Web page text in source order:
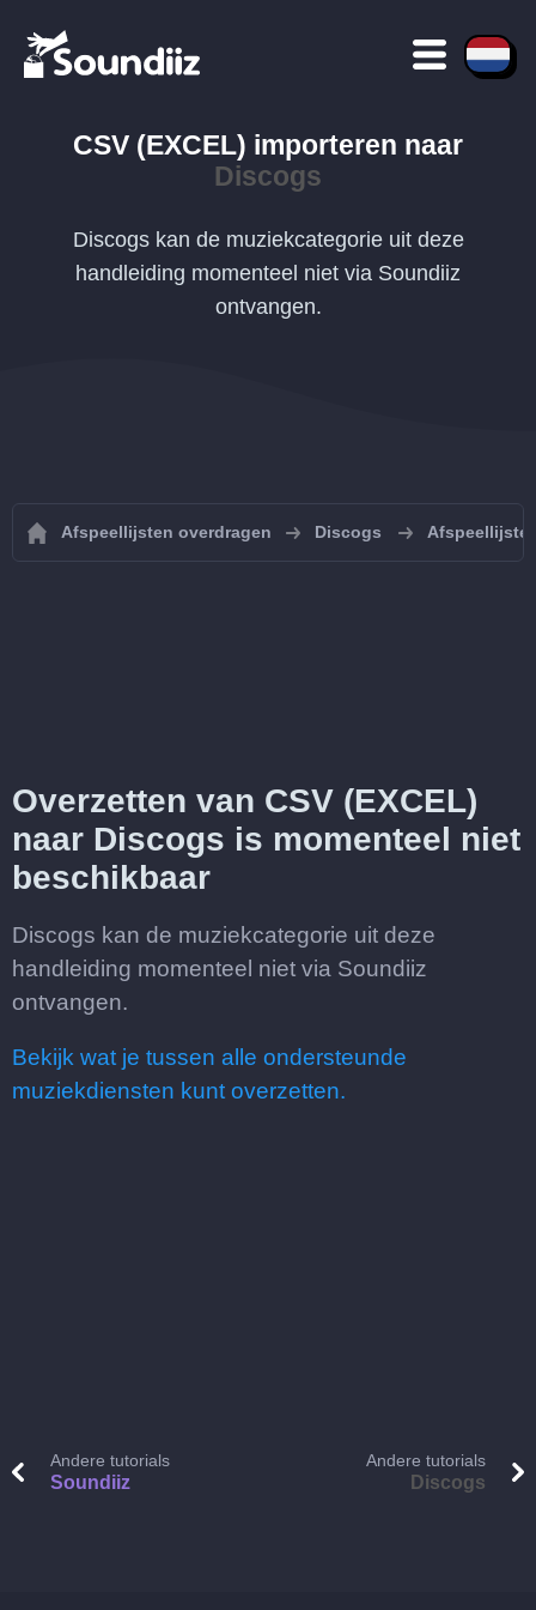
CSV (EXCEL) importeren naar
Discogs
Discogs kan de muziekcategorie uit deze
handleiding momenteel niet via Soundiiz
ontvangen.
Afspeellijsten overdragen Discogs
Overzetten van CSV (EXCEL)
naar Discogs is momenteel niet
beschikbaar
Discogs kan de muziekcategorie uit deze
handleiding momenteel niet via Soundiiz
ontvangen.
Bekijk wat je tussen alle ondersteunde
muziekdiensten kunt overzetten.
Andere tutorials
Soundiiz
Andere tutorials
Discogs